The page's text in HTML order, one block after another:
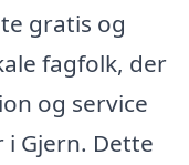
gratis og
fagfolk, der
og service
Gjern. Dette